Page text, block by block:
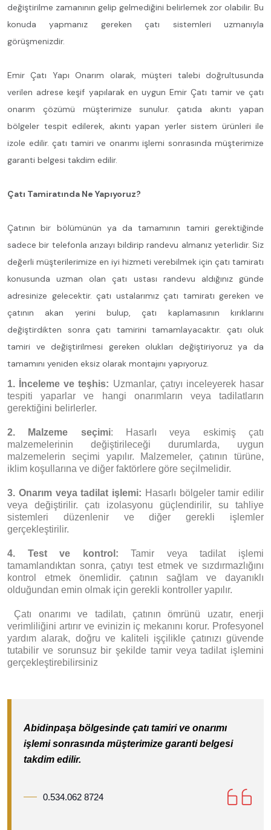
değiştirilme zamanının gelip gelmediğini belirlemek zor olabilir. Bu
konuda yapmanız gereken çatı sistemleri uzmanıyla
görüşmenizdir.
Emir Çatı Yapı Onarım olarak, müşteri talebi doğrultusunda
verilen adrese keşif yapılarak en uygun Emir Çatı tamir ve çatı
onarım çözümü müşterimize sunulur. çatıda akıntı yapan
bölgeler tespit edilerek, akıntı yapan yerler sistem ürünleri ile
izole edilir. çatı tamiri ve onarımı işlemi sonrasında müşterimize
garanti belgesi takdim edilir.
Çatı Tamiratında Ne Yapıyoruz?
Çatının bir bölümünün ya da tamamının tamiri gerektiğinde
sadece bir telefonla arızayı bildirip randevu almanız yeterlidir. Siz
değerli müşterilerimize en iyi hizmeti verebilmek için çatı tamiratı
konusunda uzman olan çatı ustası randevu aldığınız günde
adresinize gelecektir. çatı ustalarımız çatı tamiratı gereken ve
çatının akan yerini bulup, çatı kaplamasının kırıklarını
değiştirdikten sonra çatı tamirini tamamlayacaktır. çatı oluk
tamiri ve değiştirilmesi gereken olukları değiştiriyoruz ya da
tamamını yeniden eksiz olarak montajını yapıyoruz.
1. İnceleme ve teşhis: Uzmanlar, çatıyı inceleyerek hasar
tespiti yaparlar ve hangi onarımların veya tadilatların
gerektiğini belirlerler.
2. Malzeme seçimi: Hasarlı veya eskimiş çatı
malzemelerinin değiştirileceği durumlarda, uygun
malzemelerin seçimi yapılır. Malzemeler, çatının türüne,
iklim koşullarına ve diğer faktörlere göre seçilmelidir.
3. Onarım veya tadilat işlemi: Hasarlı bölgeler tamir edilir
veya değiştirilir. çatı izolasyonu güçlendirilir, su tahliye
sistemleri düzenlenir ve diğer gerekli işlemler
gerçekleştirilir.
4. Test ve kontrol:Tamir veya tadilat işlemi
tamamlandıktan sonra, çatıyı test etmek ve sızdırmazlığını
kontrol etmek önemlidir. çatının sağlam ve dayanıklı
olduğundan emin olmak için gerekli kontroller yapılır.
Çatı onarımı ve tadilatı, çatının ömrünü uzatır, enerji
verimliliğini artırır ve evinizin iç mekanını korur. Profesyonel
yardım alarak, doğru ve kaliteli işçilikle çatınızı güvende
tutabilir ve sorunsuz bir şekilde tamir veya tadilat işlemini
gerçekleştirebilirsiniz
Abidinpaşa bölgesinde çatı tamiri ve onarımı
işlemi sonrasında müşterimize garanti belgesi
takdim edilir.
0.534.062 8724